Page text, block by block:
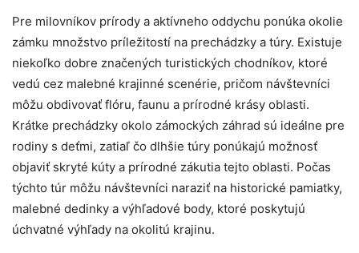
Pre milovníkov prírody a aktívneho oddychu ponúka okolie
zámku množstvo príležitostí na prechádzky a túry. Existuje
niekoľko dobre značených turistických chodníkov, ktoré
vedú cez malebné krajinné scenérie, pričom návštevníci
môžu obdivovať flóru, faunu a prírodné krásy oblasti.
Krátke prechádzky okolo zámockých záhrad sú ideálne pre
rodiny s deťmi, zatiaľ čo dlhšie túry ponúkajú možnosť
objaviť skryté kúty a prírodné zákutia tejto oblasti. Počas
týchto túr môžu návštevníci naraziť na historické pamiatky,
malebné dedinky a výhľadové body, ktoré poskytujú
úchvatné výhľady na okolitú krajinu.